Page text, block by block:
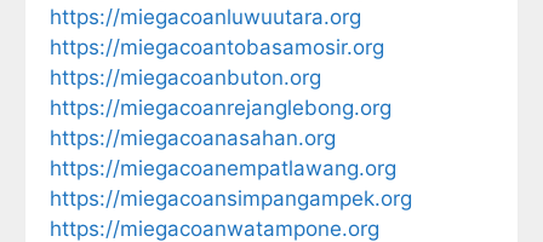
https://miegacoanluwuutara.org
https://miegacoantobasamosir.org
https://miegacoanbuton.org
https://miegacoanrejanglebong.org
https://miegacoanasahan.org
https://miegacoanempatlawang.org
https://miegacoansimpangampek.org
https://miegacoanwatampone.org